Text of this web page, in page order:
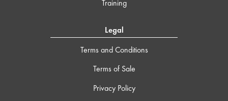
Training
Legal
Terms and Conditions
Terms of Sale
Privacy Policy